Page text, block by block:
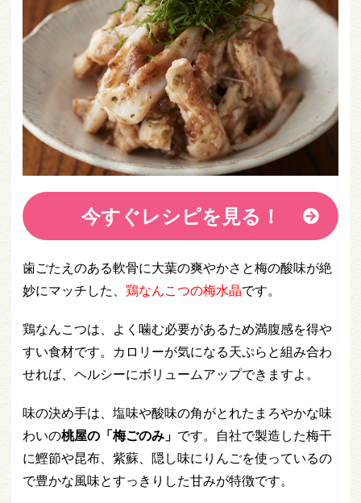
今すぐレシピを見る！
歯ごたえのある軟骨に大葉の爽やかさと梅の酸味が絶
妙にマッチした、 鶏なんこつの梅水晶です。
鶏なんこつは、よく噛む必要があるため満腹感を得や
すい食材です。カロリーが気になる天ぷらと組み合わ
せれば、ヘルシーにボリュームアップできますよ。
味の決め手は、塩味や酸味の角がとれたまろやかな味
わいの桃屋の「梅ごのみ」 です。自社で製造した梅干
に鰹節や昆布、紫蘇、隠し味にりんごを使っているの
で豊かな風味とすっきりした甘みが特徴です。